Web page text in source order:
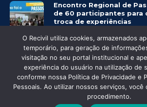
Encontro Regional de
de 60 participantes para
troca de experiências
0 260
© Recivil 2020 – Todos os direitos
O Recivil utiliza cookies, armazenados
temporário, para geração de
visitação no seu portal institucional e
experiência do usuário na utilização de
conforme nossa Política de Privacidade e
Pessoais. Ao utilizar nossos serviços, você
procedimento.